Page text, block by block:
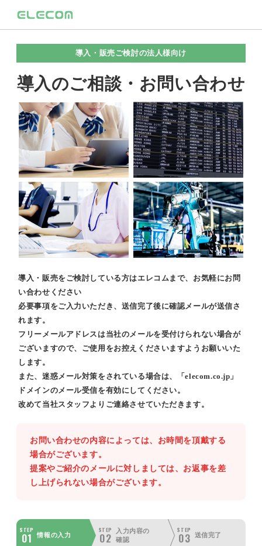
導入・販売ご検討の法人様向け
導入のご相談・お問い合わせ
導入・販売をご検討している方はエレコムまで、お気軽にお問
い合わせください
必要事項をご入力いただき、送信完了後に確認メールが送信さ
れます。
フリーメールアドレスは当社のメールを受付けられない場合が
ございますので、ご使用をお控えくださいますようお願いいた
します。
また、迷惑メール対策をされている場合は、「elecom.co.jp」
ドメインのメール受信を有効にしてください。
改めて当社スタッフよりご連絡させていただきます。
お問い合わせの内容によっては、お時間を頂戴する
場合がございます。
提案やご紹介のメールに対しましては、お返事を差
し上げられない場合がございます。
STEP
01 情報の入力
STEP
02
入力内容の
確認
STEP
03 送信完了